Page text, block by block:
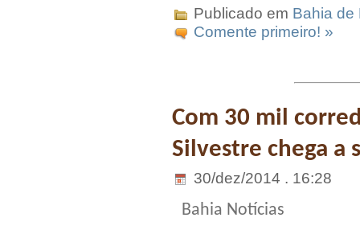
Publicado em Bahia de
Comente primeiro! »
Com 30 mil
Silvestre chega a
30/dez/2014 . 16:28
Bahia Notícias